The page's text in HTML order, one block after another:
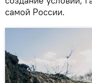
самой России.